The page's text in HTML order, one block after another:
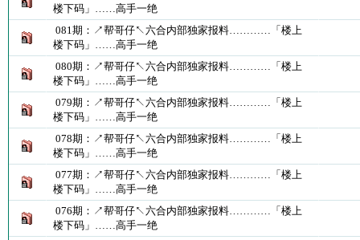
楼下码」……高手一绝
081期：↗帮哥仔↖六合内部独家报料…………「楼上
楼下码」……高手一绝
080期：↗帮哥仔↖六合内部独家报料…………「楼上
楼下码」……高手一绝
079期：↗帮哥仔↖六合内部独家报料…………「楼上
楼下码」……高手一绝
078期：↗帮哥仔↖六合内部独家报料…………「楼上
楼下码」……高手一绝
077期：↗帮哥仔↖六合内部独家报料…………「楼上
楼下码」……高手一绝
076期：↗帮哥仔↖六合内部独家报料…………「楼上
楼下码」……高手一绝